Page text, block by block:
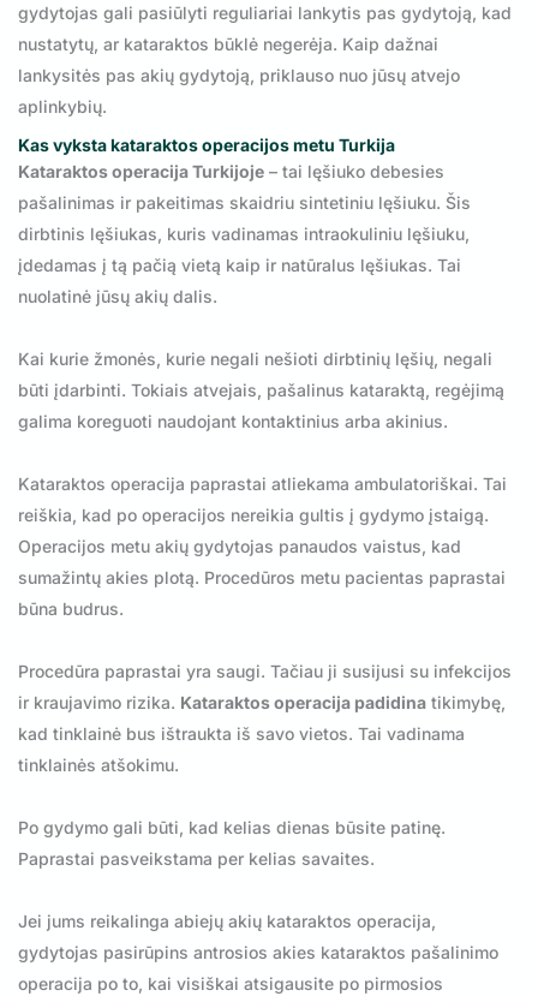
gydytojas gali pasiūlyti reguliariai lankytis pas gydytoją, kad
nustatytų, ar kataraktos būklė negerėja. Kaip dažnai
lankysitės pas akių gydytoją, priklauso nuo jūsų atvejo
aplinkybių.
Kas vyksta kataraktos operacijos metu Turkija
Kataraktos operacija Turkijoje – tai lęšiuko debesies
pašalinimas ir pakeitimas skaidriu sintetiniu lęšiuku. Šis
dirbtinis lęšiukas, kuris vadinamas intraokuliniu lęšiuku,
įdedamas į tą pačią vietą kaip ir natūralus lęšiukas. Tai
nuolatinė jūsų akių dalis.
Kai kurie žmonės, kurie negali nešioti dirbtinių lęšių, negali
būti įdarbinti. Tokiais atvejais, pašalinus kataraktą, regėjimą
galima koreguoti naudojant kontaktinius arba akinius.
Kataraktos operacija paprastai atliekama ambulatoriškai. Tai
reiškia, kad po operacijos nereikia gultis į gydymo įstaigą.
Operacijos metu akių gydytojas panaudos vaistus, kad
sumažintų akies plotą. Procedūros metu pacientas paprastai
būna budrus.
Procedūra paprastai yra saugi. Tačiau ji susijusi su infekcijos
ir kraujavimo rizika. Kataraktos operacija padidina tikimybę,
kad tinklainė bus ištraukta iš savo vietos. Tai vadinama
tinklainės atšokimu.
Po gydymo gali būti, kad kelias dienas būsite patinę.
Paprastai pasveikstama per kelias savaites.
Jei jums reikalinga abiejų akių kataraktos operacija,
gydytojas pasirūpins antrosios akies kataraktos pašalinimo
operacija po to, kai visiškai atsigausite po pirmosios